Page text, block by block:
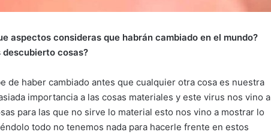
aspectos consideras que habrán cambiado en el mundo?
descubierto cosas?
de haber cambiado antes que cualquier otra cosa es nuestra
importancia a las cosas materiales y este virus nos vino a
para las que no sirve lo material esto nos vino a mostrar lo
todo no tenemos nada para hacerle frente en estos